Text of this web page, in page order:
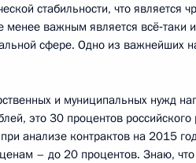
с Антоном Алихановым
2016 года, 15:45 Москва,
по социально-
октября 2016 года, 15:05 Москва,
стабильности, что
менее важным является всё‑таки
сфере. Одно из важнейших
и муниципальных нужд
это 30 процентов
анализе контрактов на 2015
– до 20 процентов. Знаю,